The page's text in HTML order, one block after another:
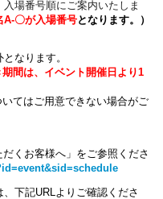
場番号順にご案内いたしま
A-〇が入場番号となります。）
なります。
間は、イベント開催日より1
てはご用意できない場合がご
くお客様へ」をご参照くださ
下記URLよりご確認くださ